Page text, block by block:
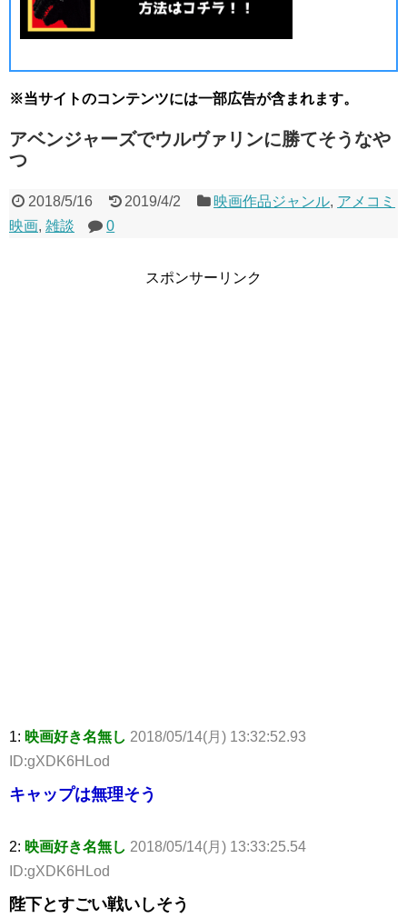
※当サイトのコンテンツには一部広告が含まれます。
アベンジャーズでウルヴァリンに勝てそうなや
つ
2018/5/16 2019/4/2 映画作品ジャンル, アメコミ
映画, 雑談 0
スポンサーリンク
1: 映画好き名無し 2018/05/14(月) 13:32:52.93
ID:gXDK6HLod
キャップは無理そう
2: 映画好き名無し 2018/05/14(月) 13:33:25.54
ID:gXDK6HLod
陛下とすごい戦いしそう